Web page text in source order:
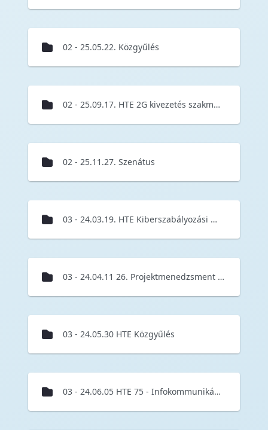
02 - 25.05.22. Közgyűlés
02 - 25.09.17. HTE 2G kivezetés szakmai nap
02 - 25.11.27. Szenátus
03 - 24.03.19. HTE Kiberszabályozási minikonferencia
03 - 24.04.11 26. Projektmenedzsment Fórum
03 - 24.05.30 HTE Közgyűlés
03 - 24.06.05 HTE 75 - Infokommunikációs trendek szakmai konferencia